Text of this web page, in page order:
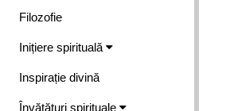
Filozofie
Inițiere spirituală
Inspirație divină
Învățături spirituale